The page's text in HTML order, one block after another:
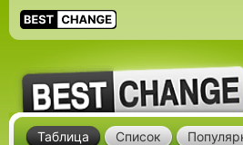
Таблица Список